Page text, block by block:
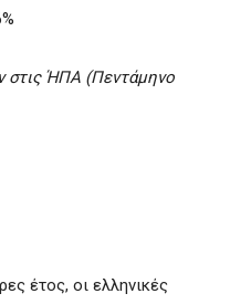
στις ΉΠΑ (Πεντάμηνο
έτος, οι ελληνικές